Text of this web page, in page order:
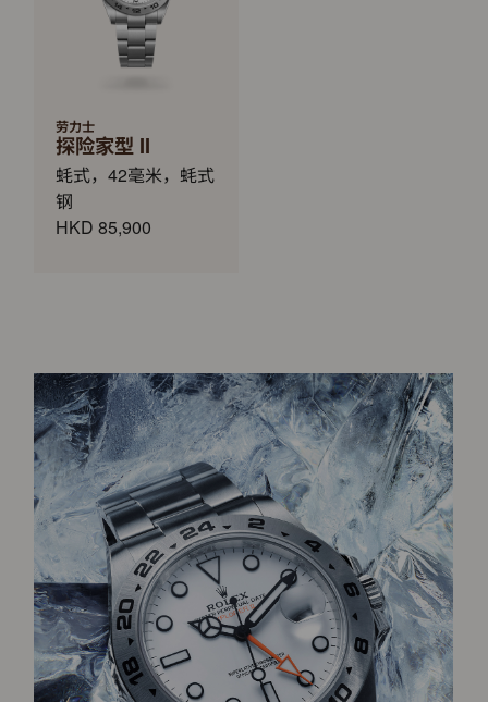
劳力士
探险家型 II
蚝式，42毫米，蚝式
钢
HKD 85,900